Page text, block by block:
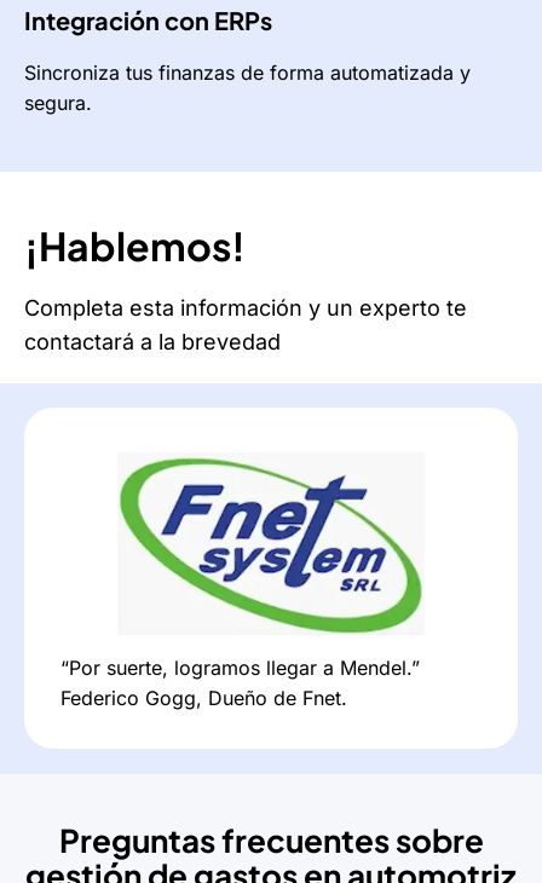
Integración con ERPs
Sincroniza tus finanzas de forma automatizada y
segura.
¡Hablemos!
Completa esta información y un experto te
contactará a la brevedad
“Por suerte, logramos llegar a Mendel.”
Federico Gogg, Dueño de Fnet.
Preguntas frecuentes sobre
gestión de gastos en automotriz